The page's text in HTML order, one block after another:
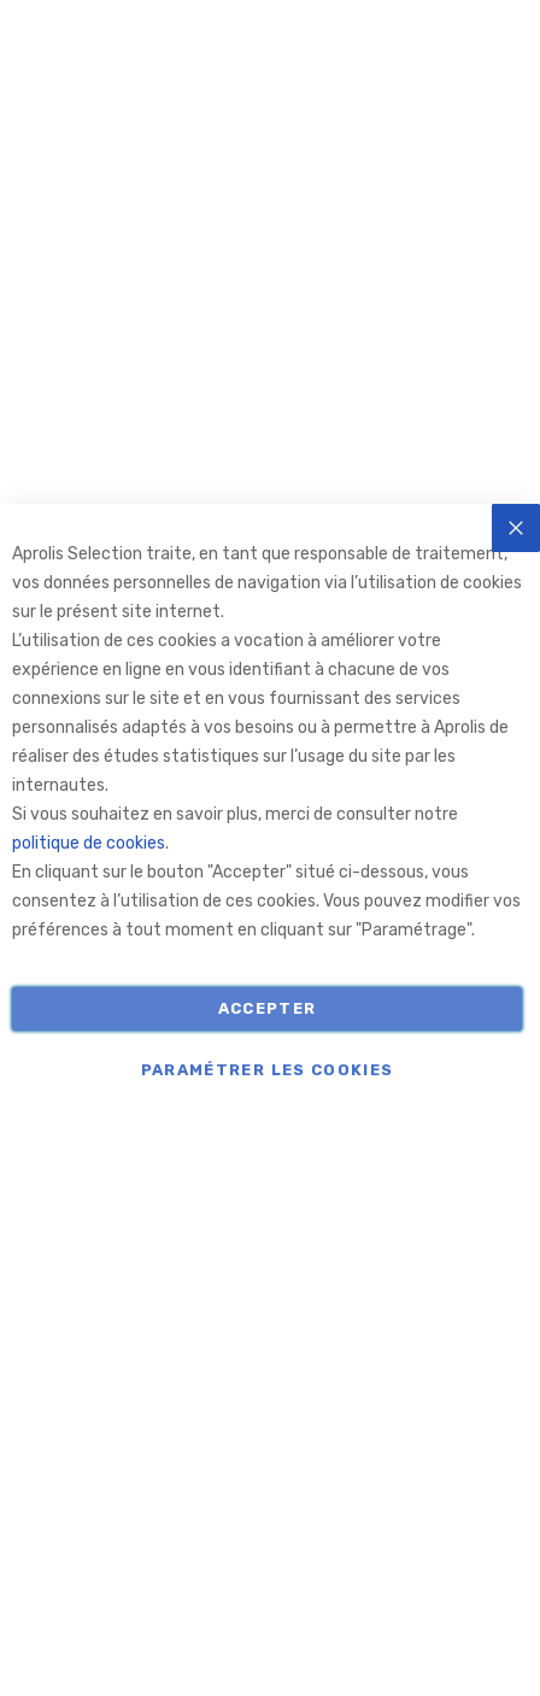
Aprolis Selection
Aprolis
Aprolis Selection traite, en tant que responsable de traitement,
vos données personnelles de navigation via l’utilisation de cookies
sur le présent site internet.
L’utilisation de ces cookies a vocation à améliorer votre
expérience en ligne en vous identifiant à chacune de vos
connexions sur le site et en vous fournissant des services
personnalisés adaptés à vos besoins ou à permettre à Aprolis de
réaliser des études statistiques sur l’usage du site par les
internautes.
Si vous souhaitez en savoir plus, merci de consulter notre
politique de cookies.
En cliquant sur le bouton "Accepter" situé ci-dessous, vous
consentez à l’utilisation de ces cookies. Vous pouvez modifier vos
préférences à tout moment en cliquant sur "Paramétrage".
ACCEPTER
PARAMÉTRER LES COOKIES